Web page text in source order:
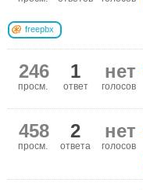
freepbx
нет
голосов
1
ответ
246
просм.
нет
голосов
2
ответа
458
просм.